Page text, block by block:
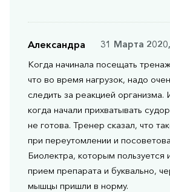
Александра
31 Марта
Когда начинала посещать
что во время нагрузок, надо
следить за реакцией
когда начали прихватывать
не готова. Тренер сказал, что
при переутомлении и
Биолектра, которым пользуется
прием препарата и буквально,
мышцы пришли в норму.